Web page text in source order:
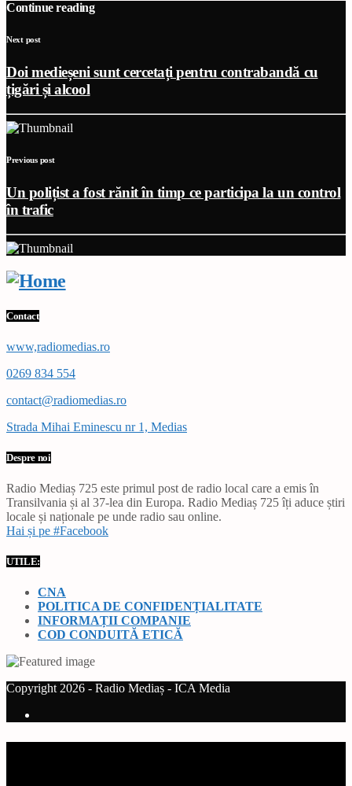
Continue reading
Next post
Doi medieșeni sunt cercetați pentru contrabandă cu
țigări și alcool
Previous post
Un polițist a fost rănit în timp ce participa la un control
în trafic
Contact
www,radiomedias.ro
0269 834 554
contact@radiomedias.ro
Strada Mihai Eminescu nr 1, Medias
Despre noi
Radio Mediaș 725 este primul post de radio local care a emis în
Transilvania și al 37-lea din Europa. Radio Mediaș 725 îți aduce știri
locale și naționale pe unde radio sau online.
Hai și pe #Facebook
UTILE:
CNA
POLITICA DE CONFIDENȚIALITATE
INFORMAȚII COMPANIE
COD CONDUITĂ ETICĂ
Copyright 2026 - Radio Mediaș - ICA Media